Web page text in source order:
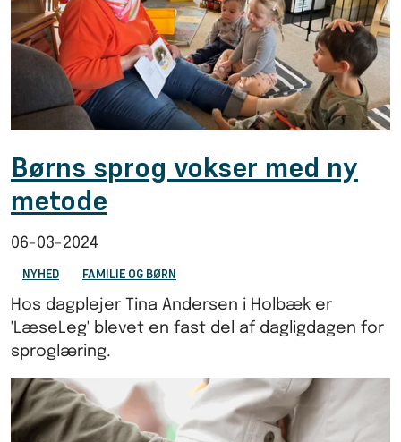
Børns sprog vokser med ny
metode
06-03-2024
NYHED FAMILIE OG BØRN
Hos dagplejer Tina Andersen i Holbæk er
'LæseLeg' blevet en fast del af dagligdagen for
sproglæring.